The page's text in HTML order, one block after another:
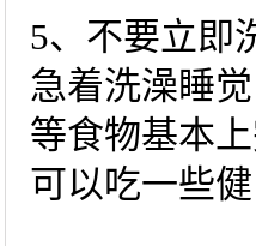
5、不要立即
急着洗澡睡
等食物基本
可以吃一些